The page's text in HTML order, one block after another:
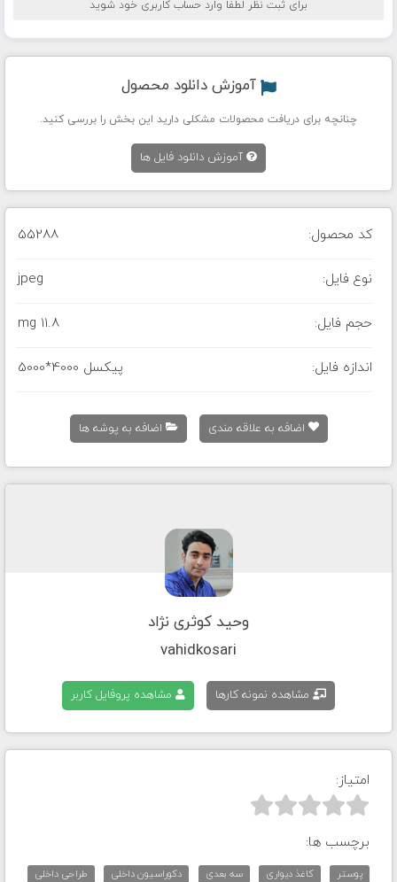
برای ثبت نظر لطفا وارد حساب کاربری خود شوید
آموزش دانلود محصول
چنانچه برای دریافت محصولات مشکلی دارید این بخش را بررسی کنید.
آموزش دانلود فایل ها
کد محصول: 55288
نوع فایل: jpeg
حجم فایل: 11.8 mg
اندازه فایل: 5000*4000 پیکسل
اضافه به علاقه مندی اضافه به پوشه ها
وحید کوثری نژاد
vahidkosari
مشاهده نمونه کارها مشاهده پروفایل کاربر
امتیاز:



برچسب ها:
پوستر کاغذ دیواری سه بعدی دکوراسیون داخلی
طراحی داخلی